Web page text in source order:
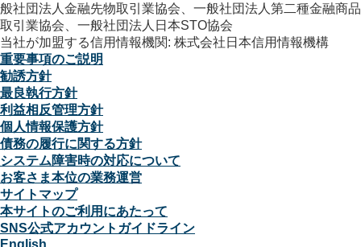
般社団法人金融先物取引業協会、一般社団法人第二種金融商品
取引業協会、一般社団法人日本STO協会
当社が加盟する信用情報機関: 株式会社日本信用情報機構
重要事項のご説明
勧誘方針
最良執行方針
利益相反管理方針
個人情報保護方針
債務の履行に関する方針
システム障害時の対応について
お客さま本位の業務運営
サイトマップ
本サイトのご利用にあたって
SNS公式アカウントガイドライン